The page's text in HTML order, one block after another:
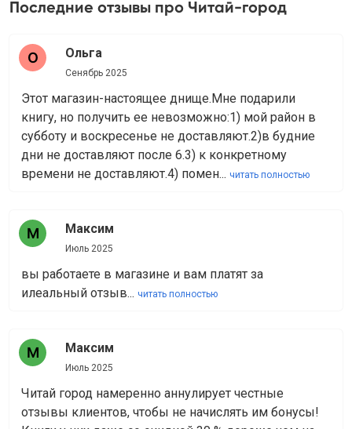
Последние отзывы про Читай-город
Ольга
Сенябрь 2025
Этот магазин-настоящее днище.Мне подарили
книгу, но получить ее невозможно:1) мой район в
субботу и воскресенье не доставляют.2)в будние
дни не доставляют после 6.3) к конкретному
времени не доставляют.4) помен... читать полностью
Максим
Июль 2025
вы работаете в магазине и вам платят за
илеальный отзыв... читать полностью
Максим
Июль 2025
Читай город намеренно аннулирует честные
отзывы клиентов, чтобы не начислять им бонусы!